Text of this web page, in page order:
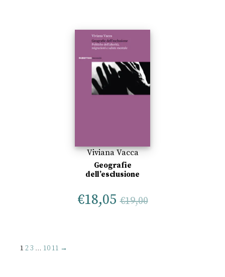
Viviana Vacca
Geografie
dell’esclusione
€18,05 €19,00
1 23 … 10 11 →